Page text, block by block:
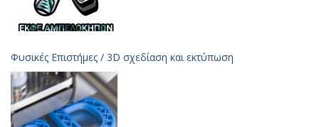
Φυσικές Επιστήμες / 3D σχεδίαση και εκτύπωση